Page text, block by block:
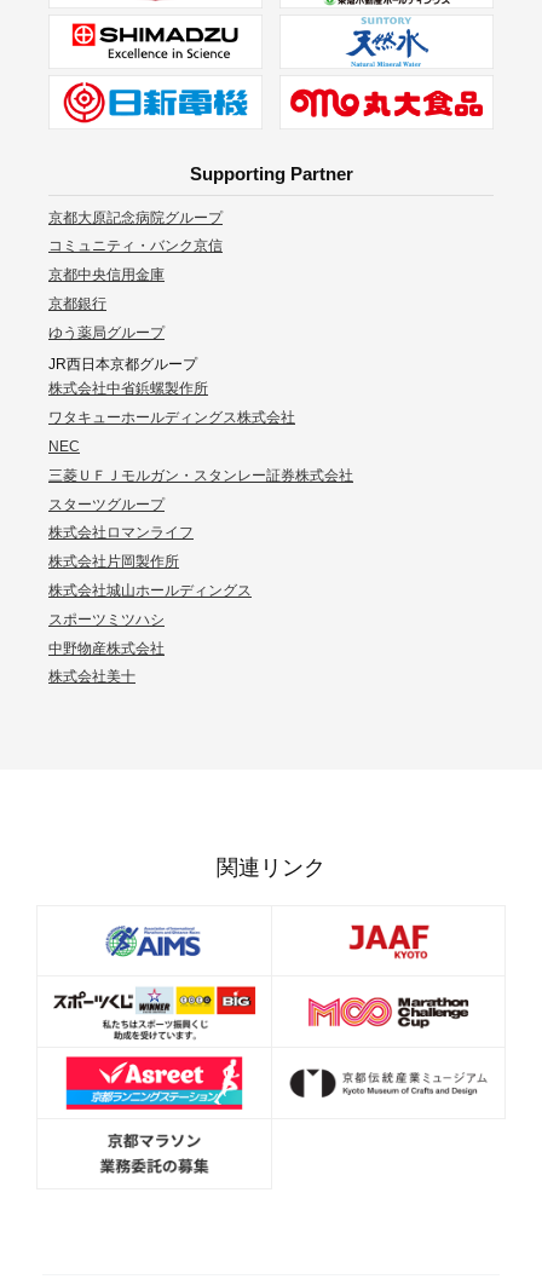
Supporting Partner
京都大原記念病院グループ
コミュニティ・バンク京信
京都中央信用金庫
京都銀行
ゆう薬局グループ
JR西日本京都グループ
株式会社中省鋲螺製作所
ワタキューホールディングス株式会社
NEC
三菱ＵＦＪモルガン・スタンレー証券株式会社
スターツグループ
株式会社ロマンライフ
株式会社片岡製作所
株式会社城山ホールディングス
スポーツミツハシ
中野物産株式会社
株式会社美十
関連リンク